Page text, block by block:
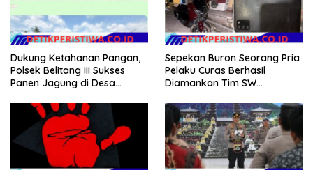
Dukung Ketahanan Pangan,
Polsek Belitang III Sukses
Panen Jagung di Desa
Sepekan Buron Seorang Pria
Pelaku Curas Berhasil
Diamankan Tim SW